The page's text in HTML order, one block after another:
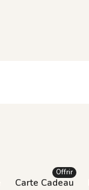
Carte Cadeau
Offrir